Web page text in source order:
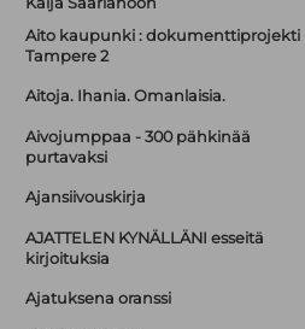
Aito kaupunki : dokumenttiprojekti
Tampere 2
Aitoja. Ihania. Omanlaisia.
Aivojumppaa - 300 pähkinää
purtavaksi
Ajansiivouskirja
AJATTELEN KYNÄLLÄNI esseitä
kirjoituksia
Ajatuksena oranssi